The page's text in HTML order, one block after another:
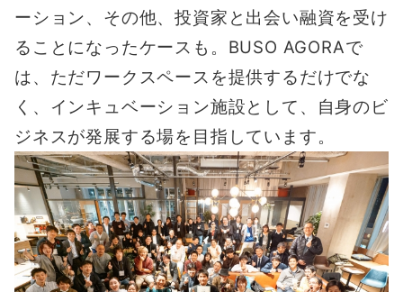
ーション、その他、投資家と出会い融資を受け
ることになったケースも。BUSO AGORAで
は、ただワークスペースを提供するだけでな
く、インキュベーション施設として、自身のビ
ジネスが発展する場を目指しています。